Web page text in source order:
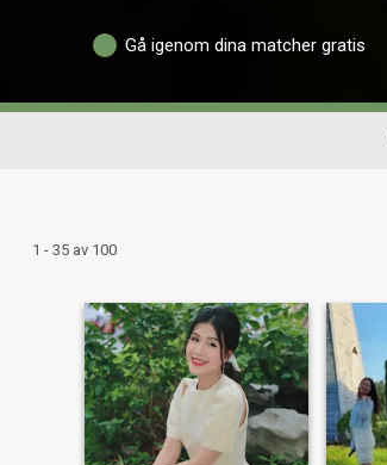
Gå igenom dina matcher gratis
1 - 35 av 100